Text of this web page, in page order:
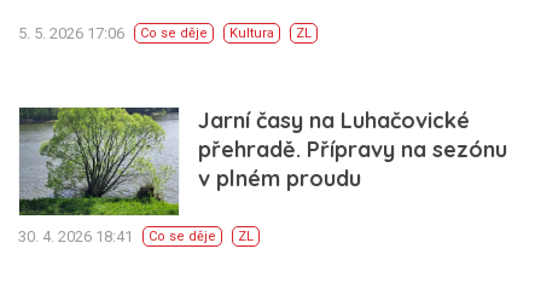
5. 5. 2026 17:06 Co se děje Kultura ZL
Jarní časy na Luhačovické
přehradě. Přípravy na sezónu
v plném proudu
30. 4. 2026 18:41 Co se děje ZL